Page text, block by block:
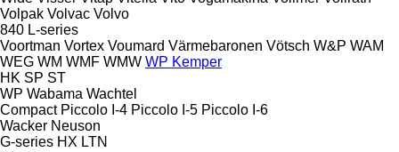
Volpak Volvac Volvo
840 L-series
Voortman Vortex Voumard Värmebaronen Vötsch W&P WAM
WEG WM WMF WMW WP Kemper
HK SP ST
WP Wabama Wachtel
Compact Piccolo I-4 Piccolo I-5 Piccolo I-6
Wacker Neuson
G-series HX LTN